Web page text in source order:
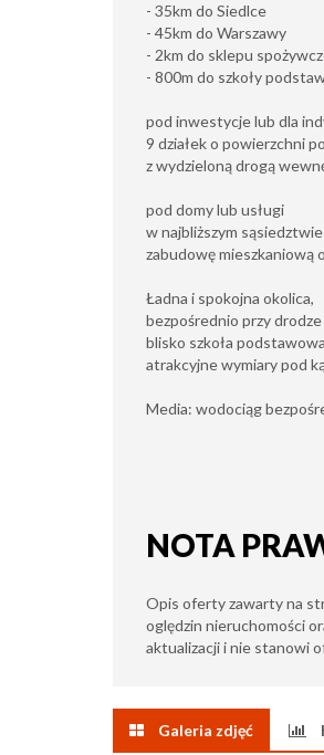
- 35km do Siedlce
- 45km do Warszawy
- 2km do sklepu
- 800m do szkoły
pod inwestycje lub dla
9 działek o powierzchni
z wydzieloną drogą
pod domy lub usługi
w najbliższym
zabudowę mieszkaniową
Ładna i spokojna okolica,
bezpośrednio przy
blisko szkoła
atrakcyjne wymiary pod
Media: wodociąg
NOTA
Opis oferty zawarty na
oględzin nieruchomości
aktualizacji i nie stanowi
Galeria zdjęć